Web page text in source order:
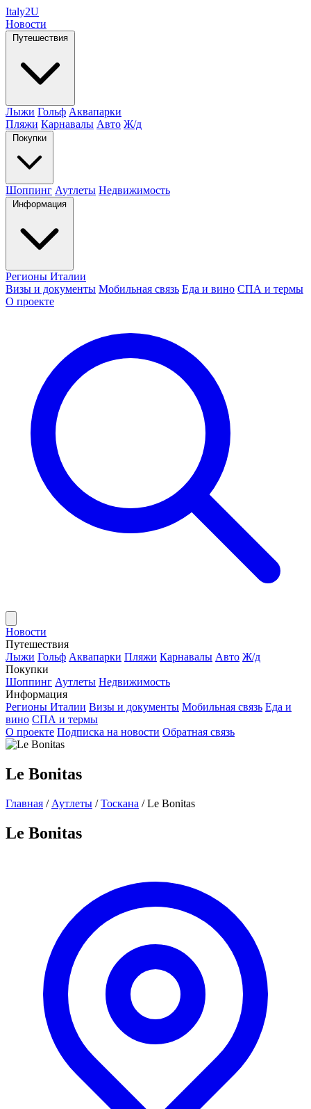
Italy2U
Новости
Путешествия
Лыжи Гольф Аквапарки
Пляжи Карнавалы Авто Ж/д
Покупки
Шоппинг Аутлеты Недвижимость
Информация
Регионы Италии
Визы и документы Мобильная связь Еда и вино СПА и термы
О проекте
Новости
Путешествия
Лыжи Гольф Аквапарки Пляжи Карнавалы Авто Ж/д
Покупки
Шоппинг Аутлеты Недвижимость
Информация
Регионы Италии Визы и документы Мобильная связь Еда и
вино СПА и термы
О проекте Подписка на новости Обратная связь
Le Bonitas
Главная / Аутлеты / Тоскана / Le Bonitas
Le Bonitas